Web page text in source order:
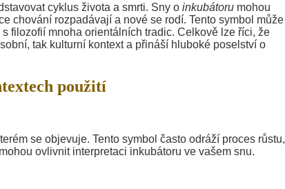
cyklus života a smrti. Sny o inkubátoru mohou
chování rozpadávají a nové se rodí. Tento symbol může
filozofií mnoha orientálních tradic. Celkově lze říci, že
tak kulturní kontext a přináší hluboké poselství o
použití
se objevuje. Tento symbol často odráží proces růstu,
ovlivnit interpretaci inkubátoru ve vašem snu.